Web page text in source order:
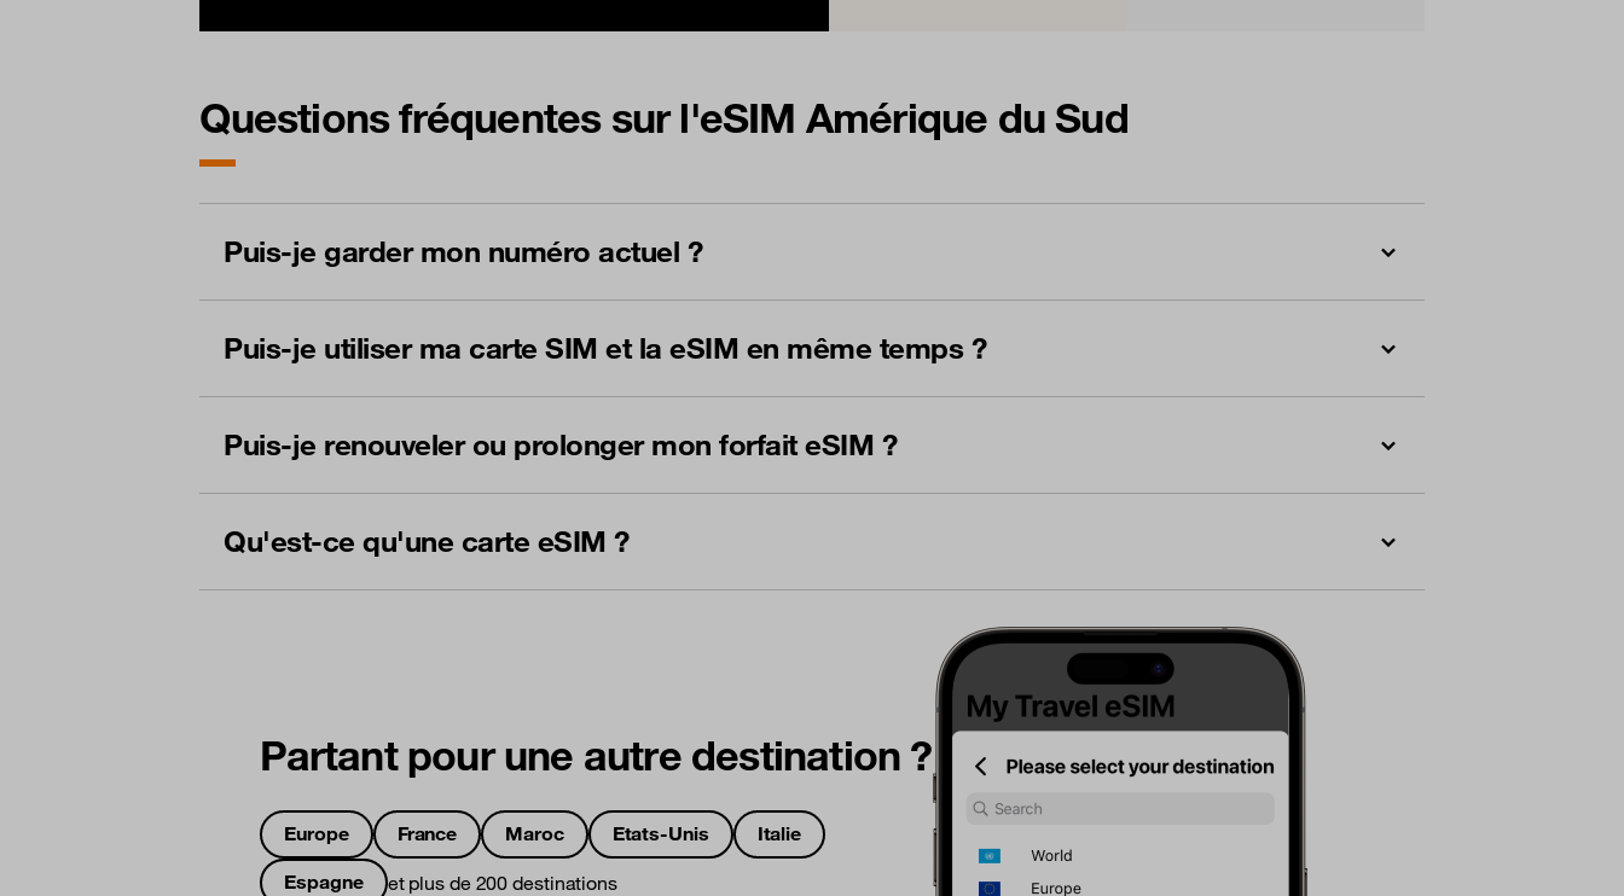
Questions fréquentes sur l'eSIM Amérique du Sud
Puis-je garder mon numéro actuel ?
Puis-je utiliser ma carte SIM et la eSIM en même temps ?
Puis-je renouveler ou prolonger mon forfait eSIM ?
Qu'est-ce qu'une carte eSIM ?
Partant pour une autre destination ?
Europe France Maroc Etats-Unis
Italie
Espagne
et plus de 200 destinations